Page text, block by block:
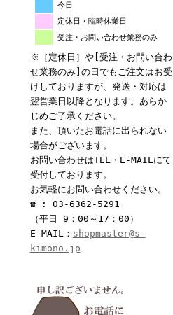
今日
定休日・臨時休業日
受注・お問い合わせ業務のみ
※［定休日］や[受注・お問い合わ
せ業務のみ]の日でもご注文はお受
けしておりますが、発送・対応は
翌営業日以降となります。あらか
じめご了承ください。
また、頂いたお電話に出られない
場合がございます。
お問い合わせはTEL・E-MAILにて
受付しております。
お気軽にお問い合わせください。
☎ : 03-6362-5291
（平日 9：00～17：00）
E-MAIL： shopmaster@s-
kimono.jp